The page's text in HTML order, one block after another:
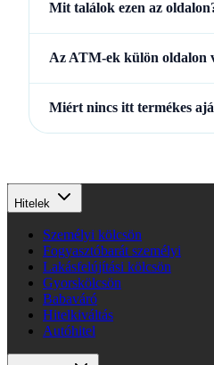
Mit találok ezen az
Az ATM-ek külön oldalon
Miért nincs itt termékes
Hitelek
Személyi kölcsön
Fogyasztóbarát személyi
Lakásfelújítási kölcsön
Gyorskölcsön
Babaváró
Hitelkiváltás
Autóhitel